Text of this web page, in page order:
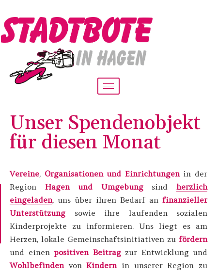
Unser Spendenobjekt
für diesen Monat
Vereine, Organisationen und Einrichtungenin der
Region Hagen und Umgebungsindherzlich
eingeladen, uns über ihren Bedarf an finanzieller
Unterstützung sowie ihre laufenden sozialen
Kinderprojekte zu informieren. Uns liegt es am
Herzen, lokale Gemeinschaftsinitiativen zu fördern
und einen positiven Beitragzur Entwicklung und
WohlbefindenvonKindernin unserer Region zu